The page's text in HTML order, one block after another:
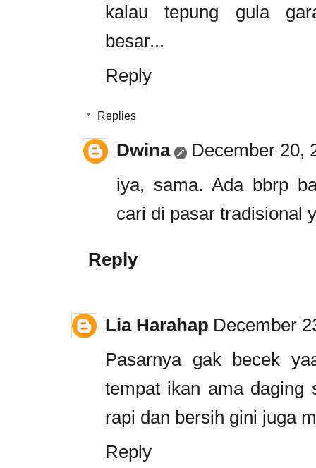
kalau tepung gula
besar...
Reply
Replies
Dwina
December 20,
iya, sama. Ada bbrp
cari di pasar tradisional
Reply
Lia Harahap December
Pasarnya gak becek
tempat ikan ama daging
rapi dan bersih gini juga
Reply